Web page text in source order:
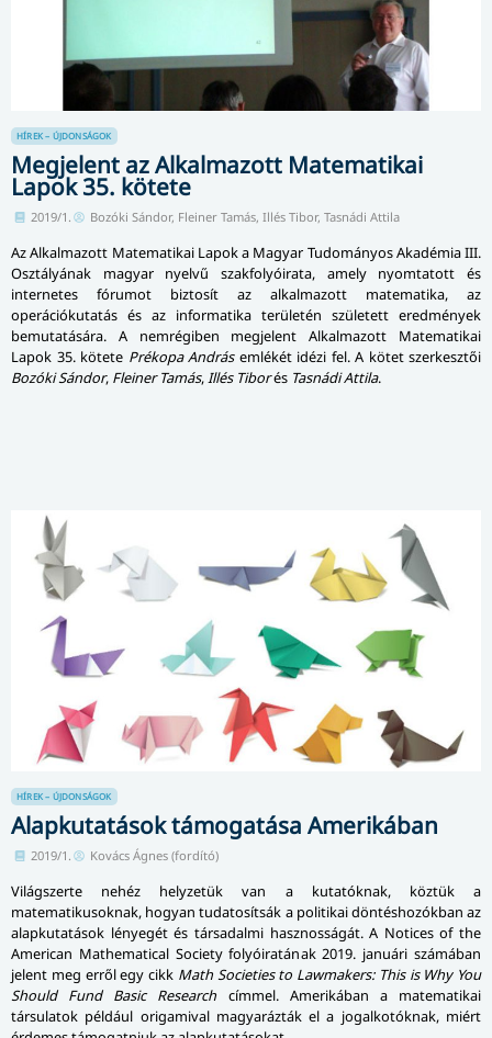
HÍREK – ÚJDONSÁGOK
Megjelent az Alkalmazott Matematikai
Lapok 35. kötete
2019/1. Bozóki Sándor, Fleiner Tamás, Illés Tibor, Tasnádi Attila
Az Alkalmazott Matematikai Lapok a Magyar Tudományos Akadémia III.
Osztályának magyar nyelvű szakfolyóirata, amely nyomtatott és
internetes fórumot biztosít az alkalmazott matematika, az
operációkutatás és az informatika területén született eredmények
bemutatására. A nemrégiben megjelent Alkalmazott Matematikai
Lapok 35. kötete Prékopa Andrásemlékét idézi fel. A kötet szerkesztői
Bozóki Sándor, Fleiner Tamás,Illés Tiborés Tasnádi Attila.
HÍREK – ÚJDONSÁGOK
Alapkutatások támogatása Amerikában
2019/1. Kovács Ágnes (fordító)
Világszerte nehéz helyzetük van a kutatóknak, köztük a
matematikusoknak, hogyan tudatosítsák a politikai döntéshozókban az
alapkutatások lényegét és társadalmi hasznosságát. A Notices of the
American Mathematical Society folyóiratának 2019. januári számában
jelent meg erről egy cikk Math Societies to Lawmakers: This is Why You
Should Fund Basic Research címmel. Amerikában a matematikai
társulatok például origamival magyarázták el a jogalkotóknak, miért